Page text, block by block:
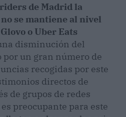
de Madrid la
se mantiene al nivel
o Uber Eats
disminución del
por un gran número de
recogidas por este
directos de
de grupos de redes
preocupante para este